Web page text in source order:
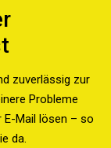
zuverlässig zur
Probleme
Mail lösen – so
da.